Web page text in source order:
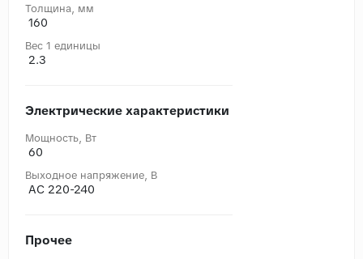
Толщина, мм
160
Вес 1 единицы
2.3
Электрические характеристики
Мощность, Вт
60
Выходное напряжение, В
AC 220-240
Прочее